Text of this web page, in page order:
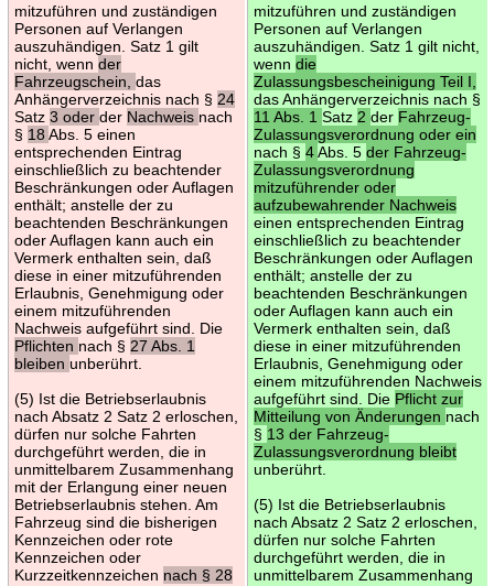
mitzuführen und zuständigen
Personen auf Verlangen
auszuhändigen. Satz 1 gilt
nicht, wenn der
Fahrzeugschein, das
Anhängerverzeichnis nach § 24
Satz 3 oder der Nachweis nach
§ 18 Abs. 5 einen
entsprechenden Eintrag
einschließlich zu beachtender
Beschränkungen oder Auflagen
enthält; anstelle der zu
beachtenden Beschränkungen
oder Auflagen kann auch ein
Vermerk enthalten sein, daß
diese in einer mitzuführenden
Erlaubnis, Genehmigung oder
einem mitzuführenden
Nachweis aufgeführt sind. Die
Pflichten nach § 27 Abs. 1
bleiben unberührt.
(5) Ist die Betriebserlaubnis
nach Absatz 2 Satz 2 erloschen,
dürfen nur solche Fahrten
durchgeführt werden, die in
unmittelbarem Zusammenhang
mit der Erlangung einer neuen
Betriebserlaubnis stehen. Am
Fahrzeug sind die bisherigen
Kennzeichen oder rote
Kennzeichen oder
Kurzzeitkennzeichen nach § 28
mitzuführen und zuständigen
Personen auf Verlangen
auszuhändigen. Satz 1 gilt nicht,
wenn die
Zulassungsbescheinigung Teil I,
das Anhängerverzeichnis nach §
11 Abs. 1 Satz 2 der Fahrzeug-
Zulassungsverordnung oder ein
nach § 4Abs. 5 der Fahrzeug-
Zulassungsverordnung
mitzuführender oder
aufzubewahrender Nachweis
einen entsprechenden Eintrag
einschließlich zu beachtender
Beschränkungen oder Auflagen
enthält; anstelle der zu
beachtenden Beschränkungen
oder Auflagen kann auch ein
Vermerk enthalten sein, daß
diese in einer mitzuführenden
Erlaubnis, Genehmigung oder
einem mitzuführenden Nachweis
aufgeführt sind. Die Pflicht zur
Mitteilung von Änderungen nach
§ 13 der Fahrzeug-
Zulassungsverordnung bleibt
unberührt.
(5) Ist die Betriebserlaubnis
nach Absatz 2 Satz 2 erloschen,
dürfen nur solche Fahrten
durchgeführt werden, die in
unmittelbarem Zusammenhang